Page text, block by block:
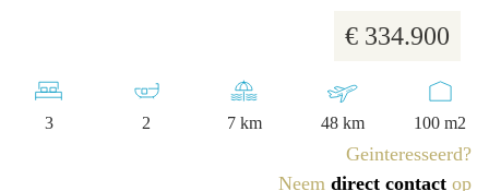
€ 334.900
3 2 7 km 48 km 100 m2
Geinteresseerd?
Neem direct contact op